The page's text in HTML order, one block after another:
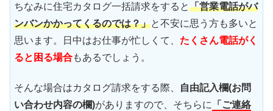
ちなみに住宅カタログ一括請求をすると「営業電話がバ
ンバンかかってくるのでは？」と不安に思う方も多いと
思います。日中はお仕事が忙しくて、 たくさん電話がく
ると困る場合もあるでしょう。
そんな場合はカタログ請求をする際、
自由記入欄(お問
い合わせ内容の欄)がありますので、そちらに
「ご連絡